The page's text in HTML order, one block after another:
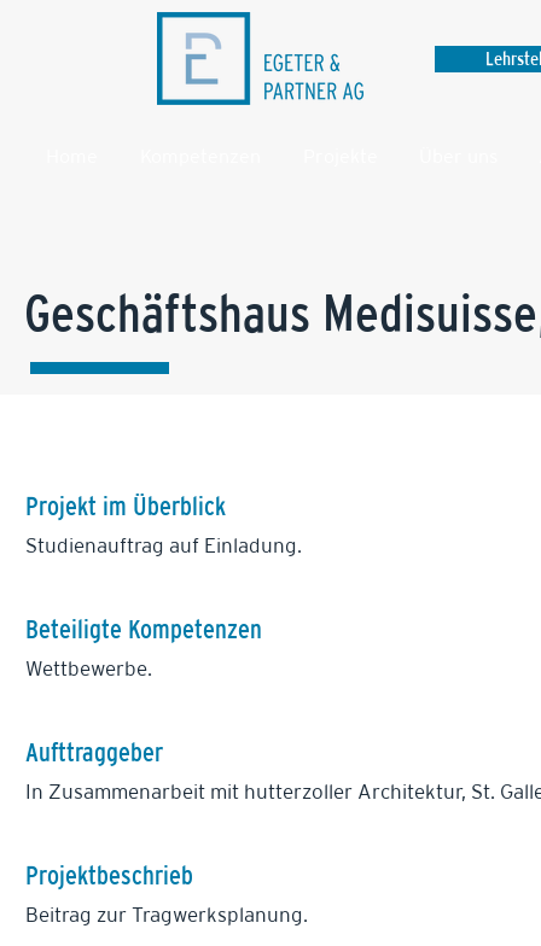
Geschäftshaus
Projekt im Überblick
Studienauftrag auf Einladung.
Beteiligte Kompetenzen
Wettbewerbe.
Aufttraggeber
In Zusammenarbeit mit hutterzoller Architektur, St.
Projektbeschrieb
Beitrag zur Tragwerksplanung.